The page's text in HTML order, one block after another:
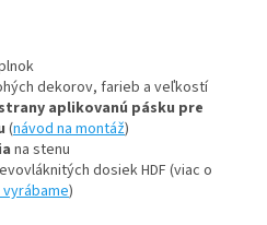
dekorov, farieb a veľkostí
aplikovanú pásku pre
(návod na montáž)
na stenu
dosiek HDF (viac o
)